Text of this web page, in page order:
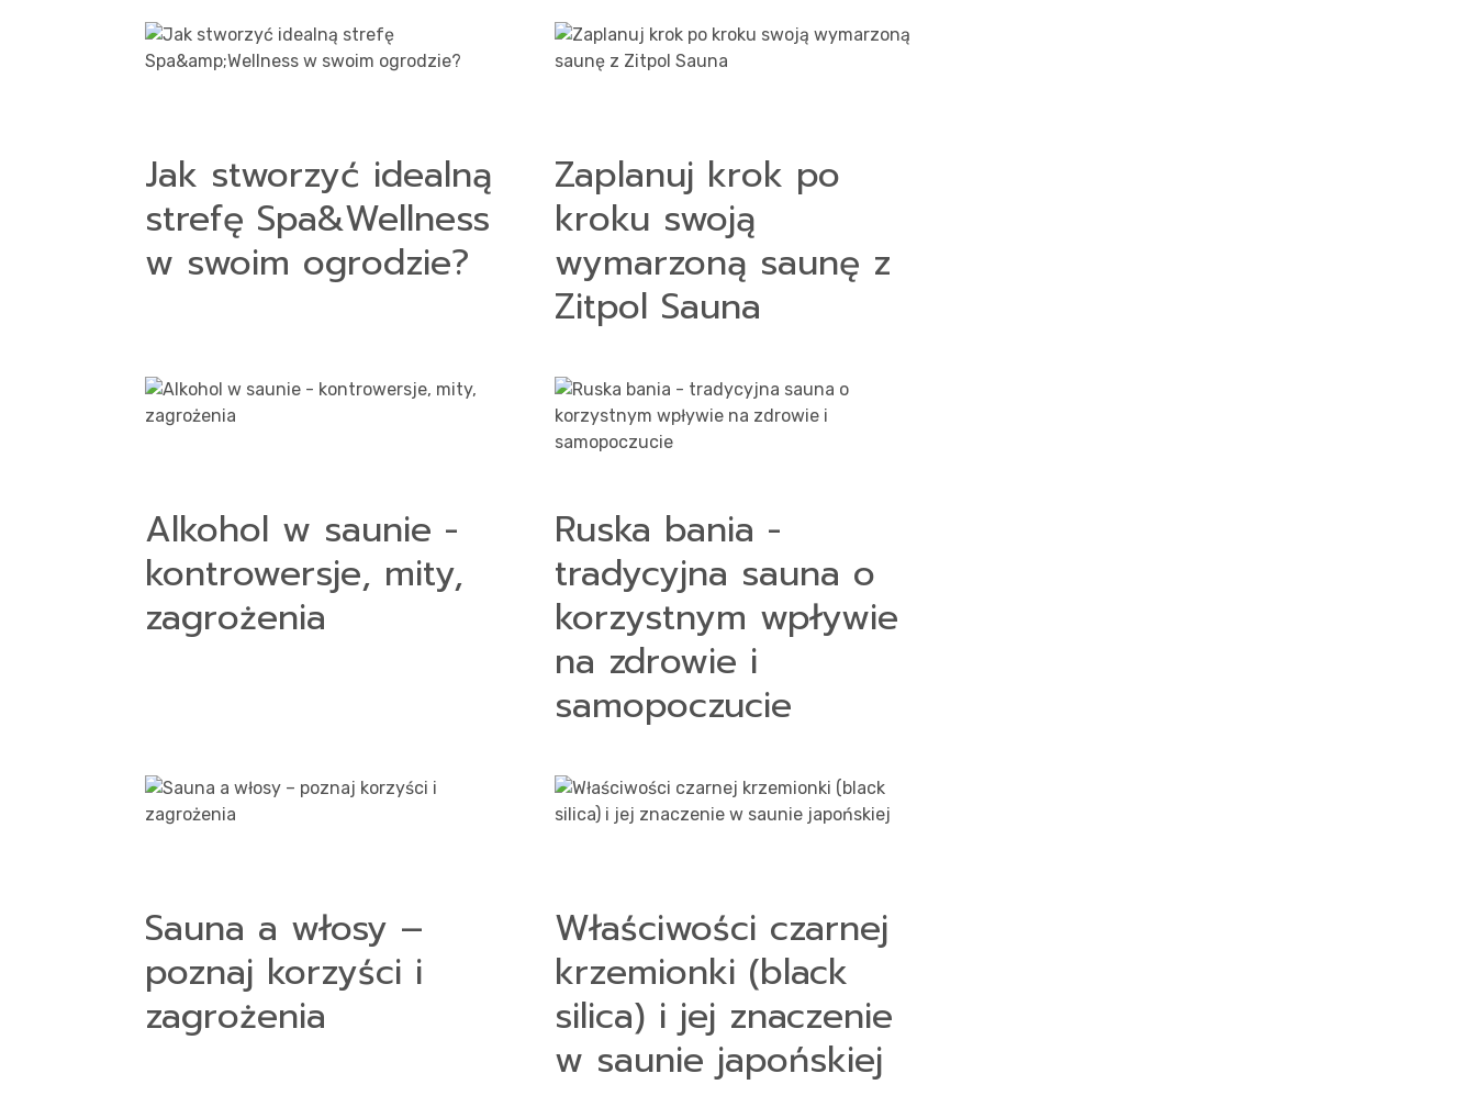
Jak stworzyć idealną
strefę Spa&Wellness
w swoim ogrodzie?
Zaplanuj krok po
kroku swoją
wymarzoną saunę z
Zitpol Sauna
Alkohol w saunie -
kontrowersje, mity,
zagrożenia
Ruska bania -
tradycyjna sauna o
korzystnym wpływie
na zdrowie i
samopoczucie
Sauna a włosy –
poznaj korzyści i
zagrożenia
Właściwości czarnej
krzemionki (black
silica) i jej znaczenie
w saunie japońskiej